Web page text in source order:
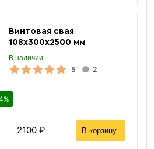
Винтовая свая
108х300х2500 мм
В наличии
5 2
2100 ₽ В корзину
«В корзину»